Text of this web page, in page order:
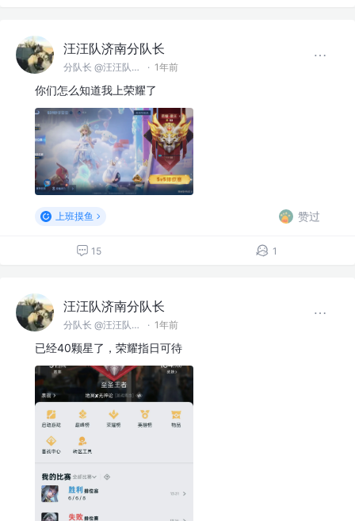
汪汪队济南分队长
分队长 @汪汪队济南分队 · 1年前
你们怎么知道我上荣耀了
上班摸鱼 赞过
15 1
汪汪队济南分队长
分队长 @汪汪队济南分队 · 1年前
已经40颗星了，荣耀指日可待